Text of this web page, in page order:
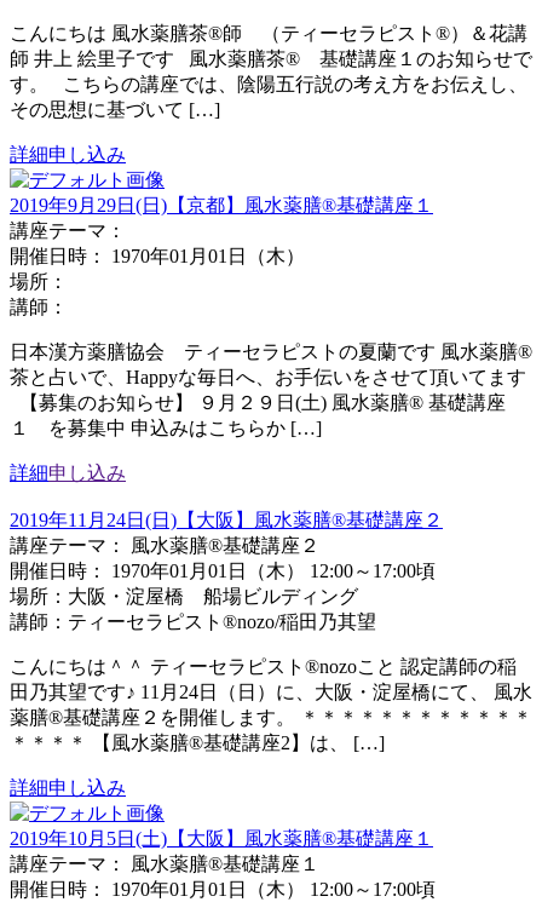
こんにちは 風水薬膳茶®︎師 （ティーセラピスト®︎）＆花講
師 井上 絵里子です 風水薬膳茶®︎ 基礎講座１のお知らせで
す。 こちらの講座では、陰陽五行説の考え方をお伝えし、
その思想に基づいて […]
詳細申し込み
2019年9月29日(日)【京都】風水薬膳®基礎講座１
講座テーマ：
開催日時： 1970年01月01日（木）
場所：
講師：
日本漢方薬膳協会 ティーセラピストの夏蘭です 風水薬膳®
茶と占いで、Happyな毎日へ、お手伝いをさせて頂いてます
【募集のお知らせ】 ９月２９日(土) 風水薬膳® 基礎講座
１ を募集中 申込みはこちらか […]
詳細申し込み
2019年11月24日(日)【大阪】風水薬膳®基礎講座２
講座テーマ： 風水薬膳®基礎講座２
開催日時： 1970年01月01日（木） 12:00～17:00頃
場所：大阪・淀屋橋 船場ビルディング
講師：ティーセラピスト®nozo/稲田乃其望
こんにちは＾＾ ティーセラピスト®nozoこと 認定講師の稲
田乃其望です♪ 11月24日（日）に、大阪・淀屋橋にて、 風水
薬膳®基礎講座２を開催します。 ＊＊＊＊＊＊＊＊＊＊＊＊
＊＊＊＊ 【風水薬膳®︎基礎講座2】は、 […]
詳細申し込み
2019年10月5日(土)【大阪】風水薬膳®基礎講座１
講座テーマ： 風水薬膳®基礎講座１
開催日時： 1970年01月01日（木） 12:00～17:00頃